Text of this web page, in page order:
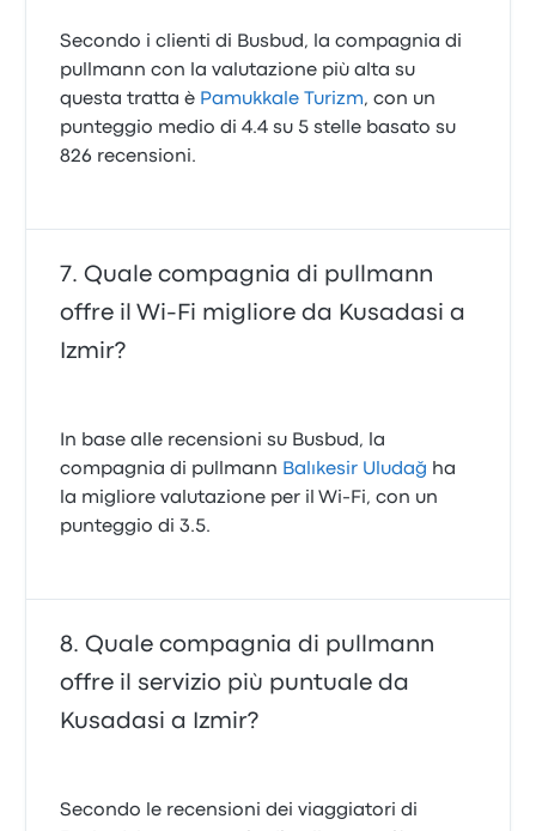
Secondo i clienti di Busbud, la compagnia di
pullmann con la valutazione più alta su
questa tratta è Pamukkale Turizm, con un
punteggio medio di 4.4 su 5 stelle basato su
826 recensioni.
Quale compagnia di pullmann
offre il Wi‑Fi migliore da Kusadasi a
Izmir?
In base alle recensioni su Busbud, la
compagnia di pullmann Balıkesir Uludağ ha
la migliore valutazione per il Wi-Fi, con un
punteggio di 3.5.
Quale compagnia di pullmann
offre il servizio più puntuale da
Kusadasi a Izmir?
Secondo le recensioni dei viaggiatori di